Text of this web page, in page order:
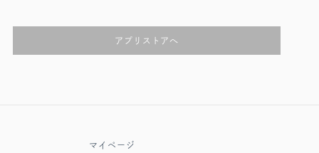
アプリストアへ
マイページ